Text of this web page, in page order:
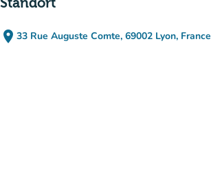
place 33 Rue Auguste Comte, 69002 Lyon, France
(in Google Maps öffnen)
(new tab)